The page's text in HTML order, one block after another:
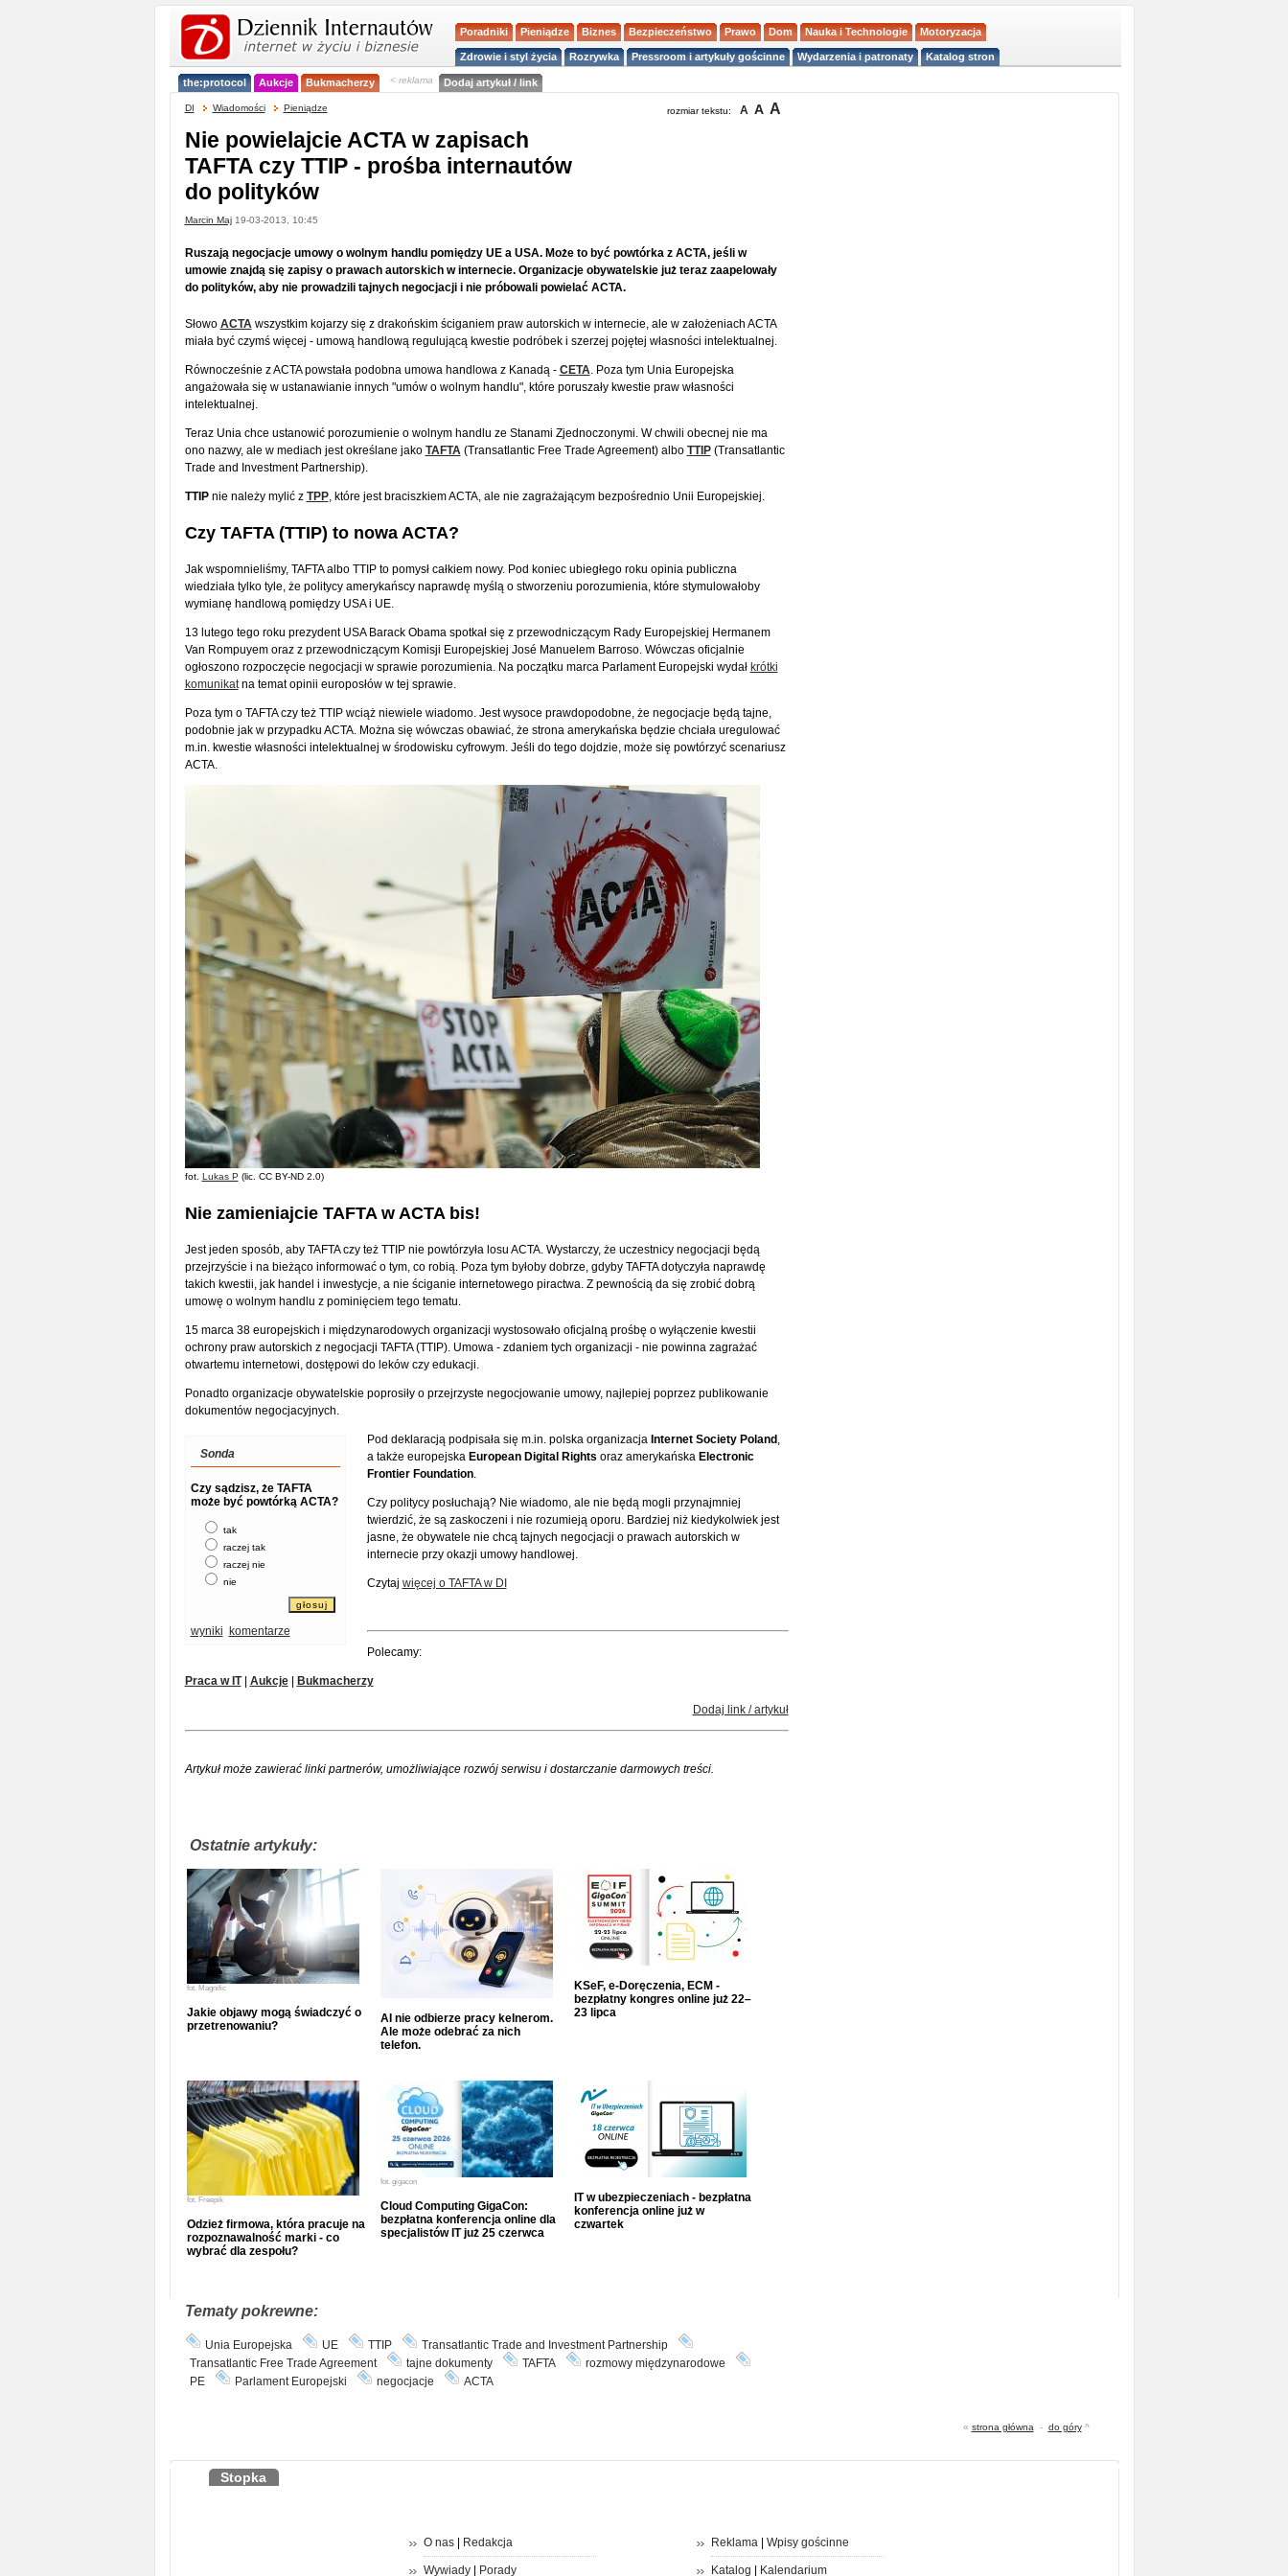
Poradniki Pieniądze Biznes Bezpieczeństwo Prawo Dom Nauka i Technologie Motoryzacja
Zdrowie i styl życia Rozrywka Pressroom i artykuły gościnne Wydarzenia i patronaty Katalog stron
the:protocol Aukcje Bukmacherzy < reklama Dodaj artykuł / link
DI Wiadomości Pieniądze rozmiar tekstu: A A A
Nie powielajcie ACTA w zapisach
TAFTA czy TTIP - prośba internautów
do polityków
Marcin Maj19-03-2013, 10:45
Ruszają negocjacje umowy o wolnym handlu pomiędzy UE a USA. Może to być powtórka z ACTA, jeśli w
umowie znajdą się zapisy o prawach autorskich w internecie. Organizacje obywatelskie już teraz zaapelowały
do polityków, aby nie prowadzili tajnych negocjacji i nie próbowali powielać ACTA.
Słowo ACTAwszystkim kojarzy się z drakońskim ściganiem praw autorskich w internecie, ale w założeniach ACTA
miała być czymś więcej - umową handlową regulującą kwestie podróbek i szerzej pojętej własności intelektualnej.
Równocześnie z ACTA powstała podobna umowa handlowa z Kanadą - CETA. Poza tym Unia Europejska
angażowała się w ustanawianie innych "umów o wolnym handlu", które poruszały kwestie praw własności
intelektualnej.
Teraz Unia chce ustanowić porozumienie o wolnym handlu ze Stanami Zjednoczonymi. W chwili obecnej nie ma
ono nazwy, ale w mediach jest określane jako TAFTA(Transatlantic Free Trade Agreement) albo TTIP(Transatlantic
Trade and Investment Partnership).
TTIPnie należy mylić z TPP, które jest braciszkiem ACTA, ale nie zagrażającym bezpośrednio Unii Europejskiej.
Czy TAFTA (TTIP) to nowa ACTA?
Jak wspomnieliśmy, TAFTA albo TTIP to pomysł całkiem nowy. Pod koniec ubiegłego roku opinia publiczna
wiedziała tylko tyle, że politycy amerykańscy naprawdę myślą o stworzeniu porozumienia, które stymulowałoby
wymianę handlową pomiędzy USA i UE.
13 lutego tego roku prezydent USA Barack Obama spotkał się z przewodniczącym Rady Europejskiej Hermanem
Van Rompuyem oraz z przewodniczącym Komisji Europejskiej José Manuelem Barroso. Wówczas oficjalnie
ogłoszono rozpoczęcie negocjacji w sprawie porozumienia. Na początku marca Parlament Europejski wydał krótki
komunikatna temat opinii europosłów w tej sprawie.
Poza tym o TAFTA czy też TTIP wciąż niewiele wiadomo. Jest wysoce prawdopodobne, że negocjacje będą tajne,
podobnie jak w przypadku ACTA. Można się wówczas obawiać, że strona amerykańska będzie chciała uregulować
m.in. kwestie własności intelektualnej w środowisku cyfrowym. Jeśli do tego dojdzie, może się powtórzyć scenariusz
ACTA.
fot. Lukas P (lic. CC BY-ND 2.0)
Nie zamieniajcie TAFTA w ACTA bis!
Jest jeden sposób, aby TAFTA czy też TTIP nie powtórzyła losu ACTA. Wystarczy, że uczestnicy negocjacji będą
przejrzyście i na bieżąco informować o tym, co robią. Poza tym byłoby dobrze, gdyby TAFTA dotyczyła naprawdę
takich kwestii, jak handel i inwestycje, a nie ściganie internetowego piractwa. Z pewnością da się zrobić dobrą
umowę o wolnym handlu z pominięciem tego tematu.
15 marca 38 europejskich i międzynarodowych organizacji wystosowało oficjalną prośbę o wyłączenie kwestii
ochrony praw autorskich z negocjacji TAFTA (TTIP). Umowa - zdaniem tych organizacji - nie powinna zagrażać
otwartemu internetowi, dostępowi do leków czy edukacji.
Ponadto organizacje obywatelskie poprosiły o przejrzyste negocjowanie umowy, najlepiej poprzez publikowanie
dokumentów negocjacyjnych.
Sonda
Czy sądzisz, że TAFTA
może być powtórką ACTA?
tak
raczej tak
raczej nie
nie
wyniki komentarze
Pod deklaracją podpisała się m.in. polska organizacja Internet Society Poland ,
a także europejska European Digital Rights oraz amerykańska Electronic
Frontier Foundation.
Czy politycy posłuchają? Nie wiadomo, ale nie będą mogli przynajmniej
twierdzić, że są zaskoczeni i nie rozumieją oporu. Bardziej niż kiedykolwiek jest
jasne, że obywatele nie chcą tajnych negocjacji o prawach autorskich w
internecie przy okazji umowy handlowej.
Czytaj więcej o TAFTA w DI
Polecamy:
Praca w IT| Aukcje| Bukmacherzy
Dodaj link / artykuł
Artykuł może zawierać linki partnerów, umożliwiające rozwój serwisu i dostarczanie darmowych treści.
Ostatnie artykuły:
fot. Magnific
Jakie objawy mogą świadczyć o
przetrenowaniu?
AI nie odbierze pracy kelnerom.
Ale może odebrać za nich
telefon.
KSeF, e-Doręczenia, ECM -
bezpłatny kongres online już 22–
23 lipca
fot. Freepik
Odzież firmowa, która pracuje na
rozpoznawalność marki - co
wybrać dla zespołu?
fot. gigacon
Cloud Computing GigaCon:
bezpłatna konferencja online dla
specjalistów IT już 25 czerwca
IT w ubezpieczeniach - bezpłatna
konferencja online już w
czwartek
Tematy pokrewne:
Unia Europejska UE TTIP
Transatlantic Trade and Investment Partnership
Transatlantic Free Trade Agreement
tajne dokumenty TAFTA
rozmowy międzynarodowe
PE
Parlament Europejski negocjacje ACTA
« strona główna - do góry^
Stopka
O nas| Redakcja
Wywiady| Porady
Reklama| Wpisy gościnne
Katalog Kalendarium